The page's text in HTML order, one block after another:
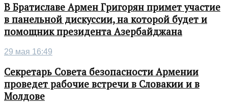
В Братиславе Армен Григорян примет участие
в панельной дискуссии, на которой будет и
помощник президента Азербайджана
29 мая 16:49
Секретарь Совета безопасности Армении
проведет рабочие встречи в Словакии и в
Молдове